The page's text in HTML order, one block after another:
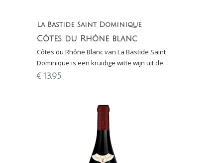
La Bastide Saint Dominique
Côtes du Rhône blanc
Côtes du Rhône Blanc van La Bastide Saint
Dominique is een kruidige witte wijn uit de
Rhônevallei gemaakt van viognier, grenache
€ 13,95